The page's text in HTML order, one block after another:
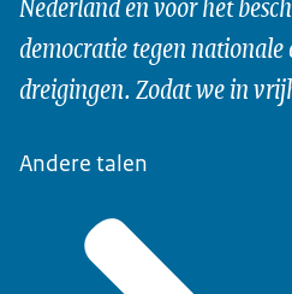
buitenland. We dragen bij
welvaart van ons land,
afgelopen 75 jaar ook
Koninkrijksrelaties
democratie tegen
dreigingen. Zodat we in
Andere talen